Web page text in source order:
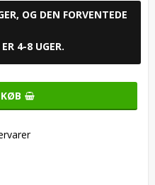
OG DEN FORVENTEDE
4-8 UGER.
KØB